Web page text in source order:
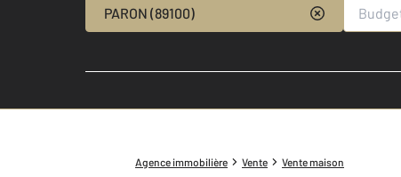
PARON (89100)
Agence immobilière Vente Vente maison